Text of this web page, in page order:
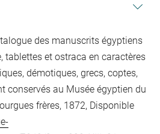
des manuscrits égyptiens
tablettes et ostraca en caractères
démotiques, grecs, coptes,
conservés au Musée égyptien du
frères, 1872, Disponible